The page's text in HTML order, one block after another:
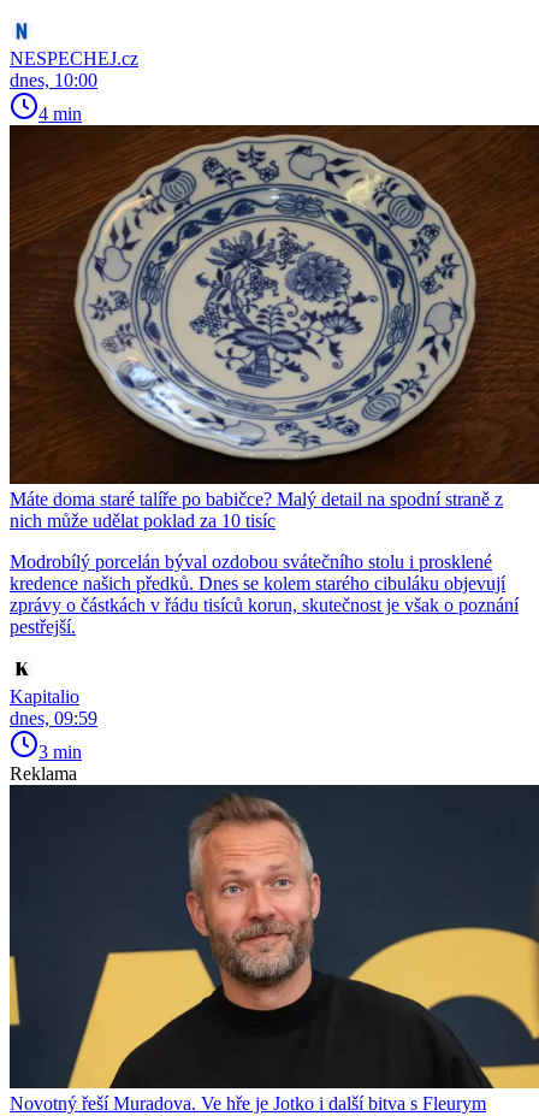
NESPECHEJ.cz
dnes, 10:00
4 min
Máte doma staré talíře po babičce? Malý detail na spodní straně z
nich může udělat poklad za 10 tisíc
Modrobílý porcelán býval ozdobou svátečního stolu i prosklené
kredence našich předků. Dnes se kolem starého cibuláku objevují
zprávy o částkách v řádu tisíců korun, skutečnost je však o poznání
pestřejší.
Kapitalio
dnes, 09:59
3 min
Reklama
Novotný řeší Muradova. Ve hře je Jotko i další bitva s Fleurym